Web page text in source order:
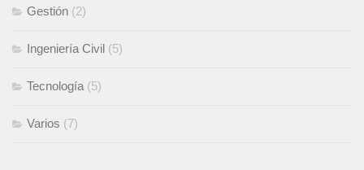
Gestión (2)
Ingeniería Civil (5)
Tecnología (5)
Varios (7)